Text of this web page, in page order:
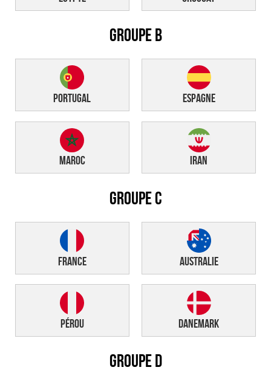
GROUPE B
Portugal Espagne
Maroc Iran
GROUPE C
France Australie
Pérou Danemark
GROUPE D